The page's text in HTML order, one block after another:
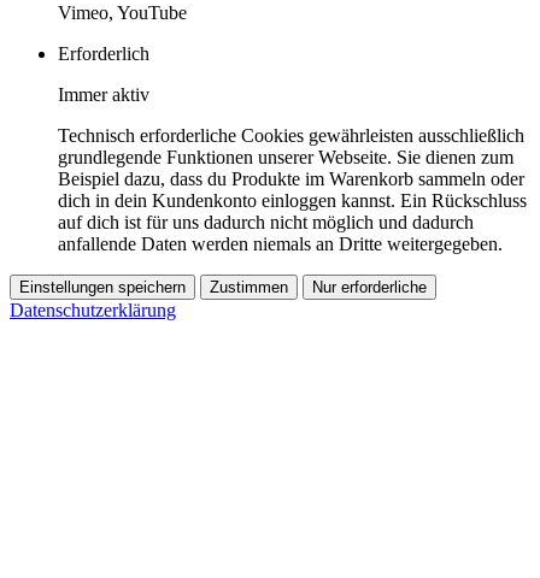
Vimeo, YouTube
Erforderlich
Immer aktiv
Technisch erforderliche Cookies gewährleisten ausschließlich
grundlegende Funktionen unserer Webseite. Sie dienen zum
Beispiel dazu, dass du Produkte im Warenkorb sammeln oder
dich in dein Kundenkonto einloggen kannst. Ein Rückschluss
auf dich ist für uns dadurch nicht möglich und dadurch
anfallende Daten werden niemals an Dritte weitergegeben.
Einstellungen speichern Zustimmen Nur erforderliche
Datenschutzerklärung